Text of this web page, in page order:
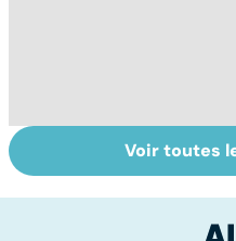
Comment tenir
ses bonnes
Voir toutes